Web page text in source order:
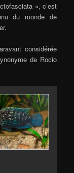
», c’est
du monde de
considérée
de Rocio